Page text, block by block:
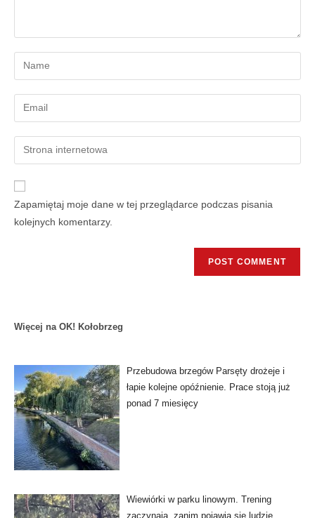
Zapamiętaj moje dane w tej przeglądarce podczas pisania
kolejnych komentarzy.
Więcej na OK! Kołobrzeg
Przebudowa brzegów Parsęty drożeje i
łapie kolejne opóźnienie. Prace stoją już
ponad 7 miesięcy
Wiewiórki w parku linowym. Trening
zaczynają, zanim pojawią się ludzie